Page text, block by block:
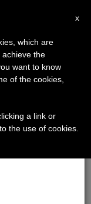
×
la pausa
de verano
el
x
which are
the
want to know
of the cookies,
a link or
the use of cookies.